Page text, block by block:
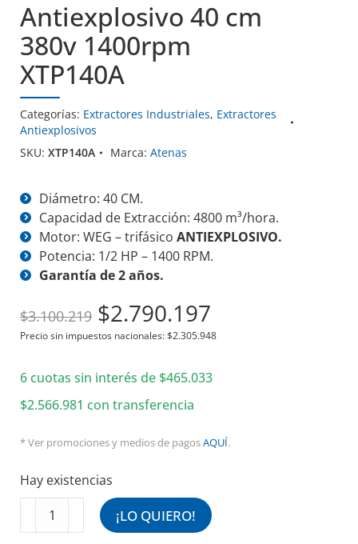
Antiexplosivo 40 cm
380v 1400rpm
XTP140A
Categorías: Extractores Industriales, Extractores
Antiexplosivos
SKU: XTP140A Marca: Atenas
Diámetro: 40 CM.
Capacidad de Extracción: 4800 m³/hora.
Motor: WEG – trifásico ANTIEXPLOSIVO.
Potencia: 1/2 HP – 1400 RPM.
Garantía de 2 años.
$3.100.219 El
precio
era:
$3.100.219.
$2.790.197
precio
es:
Precio sin impuestos nacionales:$2.305.948
6 cuotas sin interés de $465.033
$2.566.981 con transferencia
* Ver promociones y medios de pagosAQUÍ.
Hay existencias
Extractor
¡LO QUIERO!